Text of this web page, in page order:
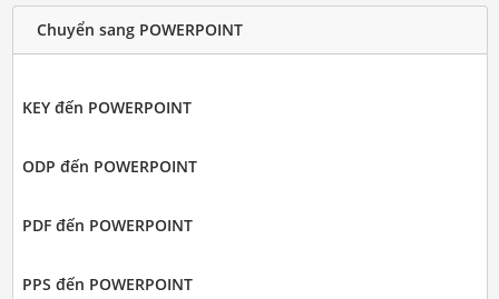
Chuyển sang POWERPOINT
KEY đến POWERPOINT
ODP đến POWERPOINT
PDF đến POWERPOINT
PPS đến POWERPOINT